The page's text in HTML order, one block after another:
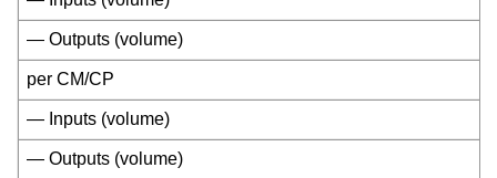
— Outputs (volume)
per CM/CP
— Inputs (volume)
— Outputs (volume)